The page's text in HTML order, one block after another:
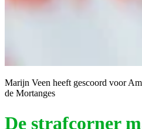
Marijn Veen heeft gescoord voor
de Mortanges
De strafcorner